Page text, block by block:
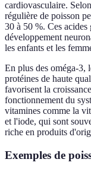
cardiovasculaire.
régulière de poisson
30 à 50 %. Ces
développement
les enfants et les
En plus des oméga-3,
protéines de haute
favorisent la
fonctionnement du
vitamines comme la
et l'iode, qui sont
riche en produits
Exemples de